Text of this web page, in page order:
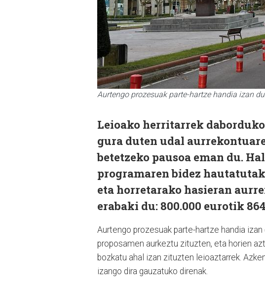
Aurtengo prozesuak parte-hartze handia izan
Leioako herritarrek
gura duten udal
betetzeko pausoa eman du.
programaren bidez
eta horretarako hasieran
erabaki du: 800.000 eurotik
Aurtengo prozesuak parte-hartze handia
proposamen aurkeztu zituzten, eta horien
bozkatu ahal izan zituzten leioaztarrek.
izango dira gauzatuko direnak.